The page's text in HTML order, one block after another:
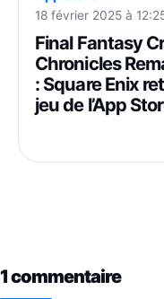
18 février 2025 à
Final Fantasy
Chronicles
: Square Enix
jeu de l’App
1 commentaire